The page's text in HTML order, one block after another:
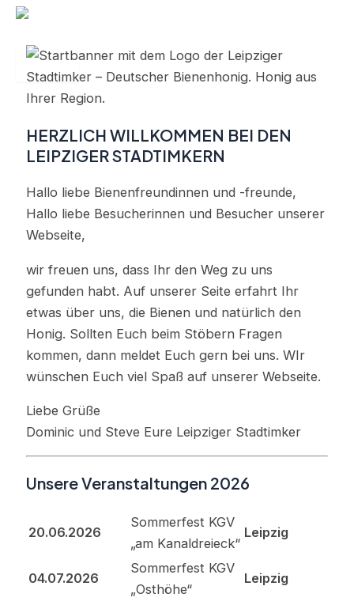
Zum
springen
Main
Menu
HERZLICH WILLKOMMEN BEI DEN
LEIPZIGER STADTIMKERN
Hallo liebe Bienenfreundinnen und -freunde,
Hallo liebe Besucherinnen und Besucher unserer
Webseite,
wir freuen uns, dass Ihr den Weg zu uns
gefunden habt. Auf unserer Seite erfahrt Ihr
etwas über uns, die Bienen und natürlich den
Honig. Sollten Euch beim Stöbern Fragen
kommen, dann meldet Euch gern bei uns. WIr
wünschen Euch viel Spaß auf unserer Webseite.
Liebe Grüße
Dominic und Steve Eure Leipziger Stadtimker
Unsere Veranstaltungen 2026
20.06.2026
Sommerfest KGV
„am Kanaldreieck“
Leipzig
04.07.2026
Sommerfest KGV
„Osthöhe“
Leipzig